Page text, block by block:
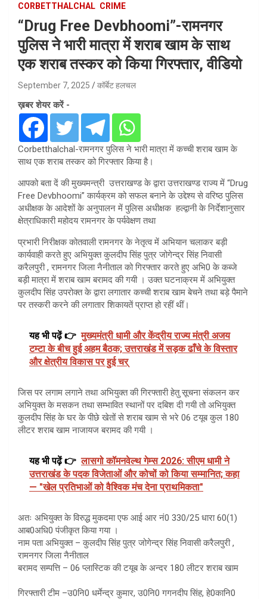
CORBETTHALCHAL CRIME
“Drug Free Devbhoomi”-रामनगर
पुलिस ने भारी मात्रा में शराब खाम के साथ
एक शराब तस्कर को किया गिरफ्तार, वीडियो
September 7, 2025 कॉर्बेट हलचल
ख़बर शेयर करें -
Corbetthalchal-रामनगर पुलिस ने भारी मात्रा में कच्ची शराब खाम के
साथ एक शराब तस्कर को गिरफ्तार किया है।
आपको बता दें की मुख्यमन्त्री उत्तराखण्ड के द्वारा उत्तराखण्ड राज्य में “Drug
Free Devbhoomi” कार्यक्रम को सफल बनाने के उद्देश्य से वरिष्ठ पुलिस
अधीक्षक के आदेशों के अनुपालन में पुलिस अधीक्षक हल्द्वानी के निर्देशानुसार
क्षेत्राधिकारी महोदय रामनगर के पर्यवेक्षण तथा
प्रभारी निरीक्षक कोतवाली रामनगर के नेतृत्व में अभियान चलाकर बड़ी
कार्यवाही करते हुए अभियुक्त कुलदीप सिंह पुत्र जोगेन्द्र सिंह निवासी
करैलपुरी , रामनगर जिला नैनीताल को गिरफ्तार करते हुए अभि0 के कब्जे
बड़ी मात्रा में शराब खाम बरामद की गयी । उक्त घटनाक्रम में अभियुक्त
कुलदीप सिंह उपरोक्त के द्वारा लगातार कच्ची शराब खाम बेचने तथा बड़े पैमाने
पर तस्करी करने की लगातार शिकायतें प्राप्त हो रहीं थीं।
यह भी पढ़ें 👉 मुख्यमंत्री धामी और केंद्रीय राज्य मंत्री अजय
टम्टा के बीच हुई अहम बैठक; उत्तराखंड में सड़क ढाँचे के विस्तार
और क्षेत्रीय विकास पर हुई चर्
जिस पर लगाम लगाने तथा अभियुक्त की गिरफ्तारी हेतु सूचना संकलन कर
अभियुक्त के मसकन तथा सम्भावित स्थानों पर दबिश दी गयी तो अभियुक्त
कुलदीप सिंह के घर के पीछे खेतों से शराब खाम से भरे 06 टयूब कुल 180
लीटर शराब खाम नाजायज बरामद की गयी ।
यह भी पढ़ें 👉 लासगो कॉमनवेल्थ गेम्स 2026: सीएम धामी ने
उत्तराखंड के पदक विजेताओं और कोचों को किया सम्मानित; कहा
— "खेल प्रतिभाओं को वैश्विक मंच देना प्राथमिकता"
अतः अभियुक्त के विरुद्ध मुकदमा एफ आई आर नं0 330/25 धारा 60(1)
आब0अधि0 पंजीकृत किया गया ।
नाम पता अभियुक्त – कुलदीप सिंह पुत्र जोगेन्द्र सिंह निवासी करैलपुरी ,
रामनगर जिला नैनीताल
बरामद सम्पत्ति – 06 प्लास्टिक की टयूब के अन्दर 180 लीटर शराब खाम
गिरफ्तारी टीम –उ0नि0 धर्मेन्द्र कुमार, उ0नि0 गगनदीप सिंह, हे0कानि0